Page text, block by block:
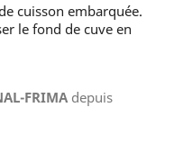
cuisson embarquée.
le fond de cuve en
FRIMA depuis